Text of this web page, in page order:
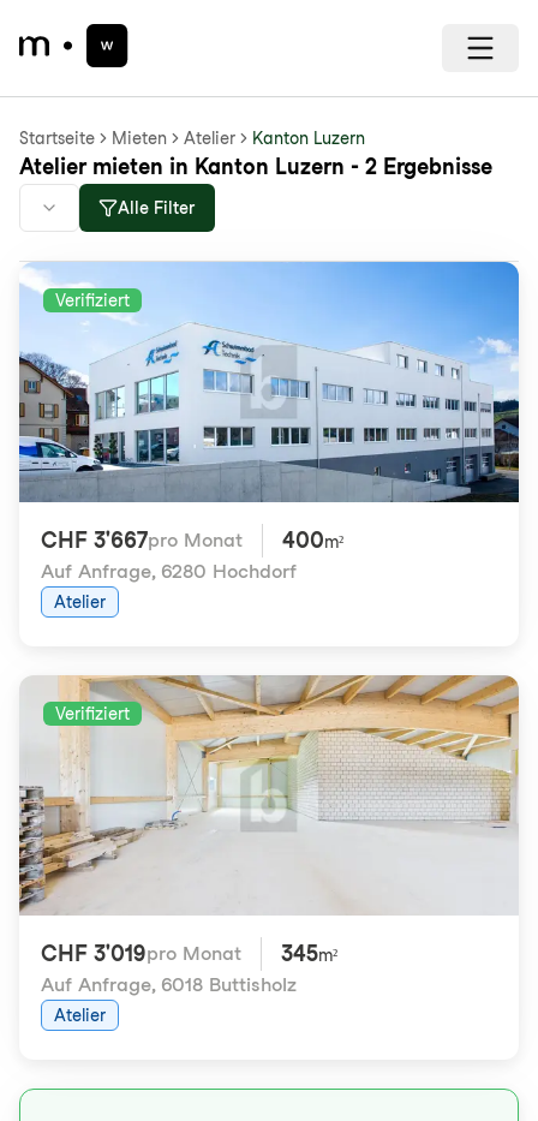
Startseite Mieten Atelier Kanton Luzern
Atelier mieten in Kanton Luzern - 2 Ergebnisse
Alle Filter
Verifiziert
CHF 3'667pro Monat 400m²
Auf Anfrage, 6280 Hochdorf
Atelier
Verifiziert
CHF 3'019pro Monat 345m²
Auf Anfrage, 6018 Buttisholz
Atelier